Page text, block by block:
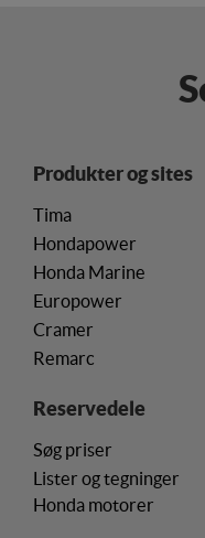
Produkter og sites
Tima
Hondapower
Honda Marine
Europower
Cramer
Remarc
Reservedele
Søg priser
Lister og tegninger
Honda motorer